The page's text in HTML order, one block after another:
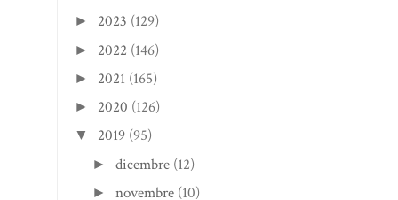
► 2023 (129)
► 2022 (146)
► 2021 (165)
► 2020 (126)
▼ 2019 (95)
►dicembre (12)
►novembre (10)